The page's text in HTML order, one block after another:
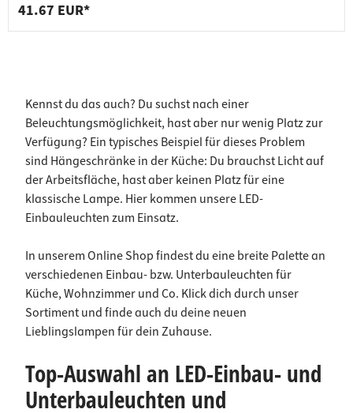
41.67 EUR*
Kennst du das auch? Du suchst nach einer
Beleuchtungsmöglichkeit, hast aber nur wenig Platz zur
Verfügung? Ein typisches Beispiel für dieses Problem
sind Hängeschränke in der Küche: Du brauchst Licht auf
der Arbeitsfläche, hast aber keinen Platz für eine
klassische Lampe. Hier kommen unsere LED-
Einbauleuchten zum Einsatz.
In unserem Online Shop findest du eine breite Palette an
verschiedenen Einbau- bzw. Unterbauleuchten für
Küche, Wohnzimmer und Co. Klick dich durch unser
Sortiment und finde auch du deine neuen
Lieblingslampen für dein Zuhause.
Top-Auswahl an LED-Einbau- und
Unterbauleuchten und